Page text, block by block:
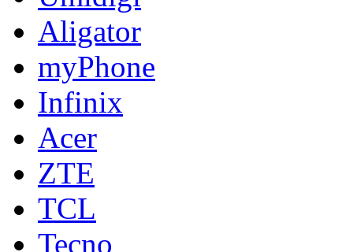
Aligator
myPhone
Infinix
Acer
ZTE
TCL
Tecno